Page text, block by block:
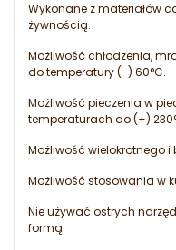
Wykonane z materiałów
żywnością.
Możliwość chłodzenia,
do temperatury (-) 60°C.
Możliwość pieczenia w
temperaturach do (+)
Możliwość wielokrotnego
Możliwość stosowania w
Nie używać ostrych
formą.